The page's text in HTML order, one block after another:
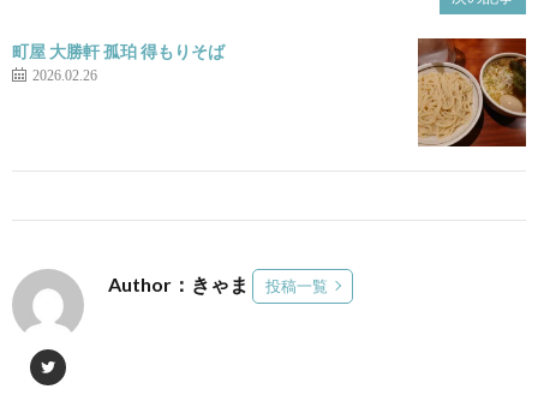
町屋 大勝軒 孤珀 得もりそば
2026.02.26
Author：きゃま 投稿一覧